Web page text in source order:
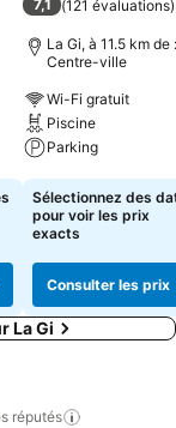
7,1 (121 évaluations)
La Gi, à 11.5 km de :
Centre-ville
Wi-Fi gratuit
Piscine
Parking
Consulter les
Sélectionnez des
pour voir les prix
exacts
Consulter les prix
La Gi
réputés